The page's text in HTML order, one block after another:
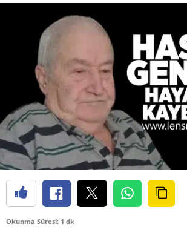
Okunma Süresi: 1 dk